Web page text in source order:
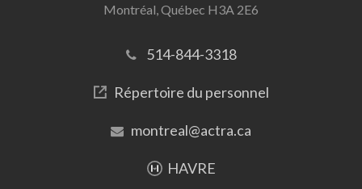
Montréal, Québec H3A 2E6
514-844-3318
Répertoire du personnel
montreal@actra.ca
HAVRE